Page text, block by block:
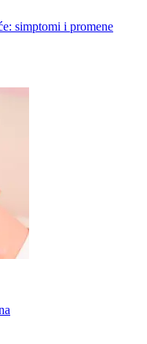
simptomi i promene